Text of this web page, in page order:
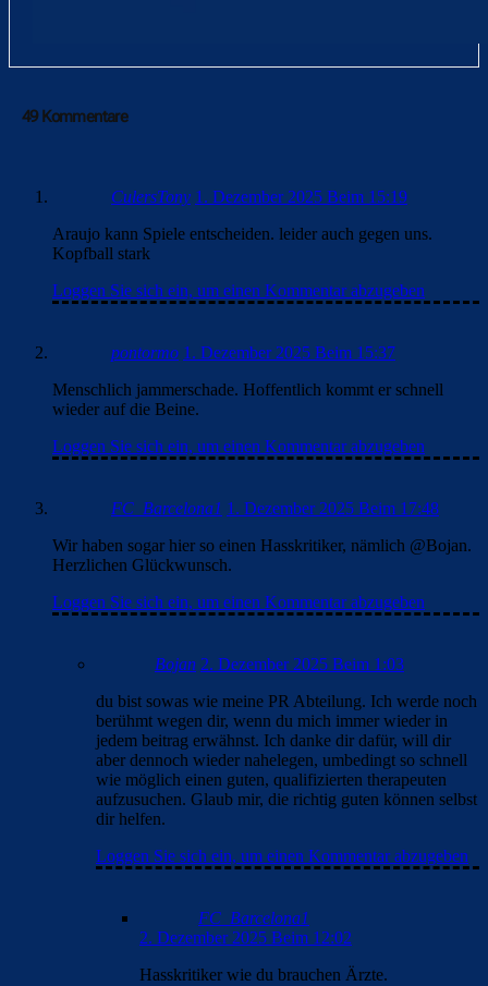
49 Kommentare
CulersTony 1. Dezember 2025 Beim 15:19
Araujo kann Spiele entscheiden. leider auch gegen uns.
Kopfball stark
Loggen Sie sich ein, um einen Kommentar abzugeben
pontormo 1. Dezember 2025 Beim 15:37
Menschlich jammerschade. Hoffentlich kommt er schnell
wieder auf die Beine.
Loggen Sie sich ein, um einen Kommentar abzugeben
FC_Barcelona1 1. Dezember 2025 Beim 17:48
Wir haben sogar hier so einen Hasskritiker, nämlich @Bojan.
Herzlichen Glückwunsch.
Loggen Sie sich ein, um einen Kommentar abzugeben
Bojan 2. Dezember 2025 Beim 1:03
du bist sowas wie meine PR Abteilung. Ich werde noch
berühmt wegen dir, wenn du mich immer wieder in
jedem beitrag erwähnst. Ich danke dir dafür, will dir
aber dennoch wieder nahelegen, umbedingt so schnell
wie möglich einen guten, qualifizierten therapeuten
aufzusuchen. Glaub mir, die richtig guten können selbst
dir helfen.
Loggen Sie sich ein, um einen Kommentar abzugeben
FC_Barcelona1
2. Dezember 2025 Beim 12:02
Hasskritiker wie du brauchen Ärzte.